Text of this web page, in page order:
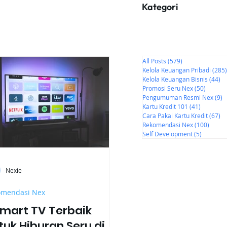
Kategori
TV Terbaik
Nex
Nexie
All Posts (579)
Kelola Keuangan Pribadi (285)
Kelola Keuangan Bisnis (44)
Promosi Seru Nex(50)
Pengumuman Resmi Nex(9)
Kartu Kredit 101 (41)
Cara Pakai Kartu Kredit(67)
Rekomendasi Nex(100)
Self Development(5)